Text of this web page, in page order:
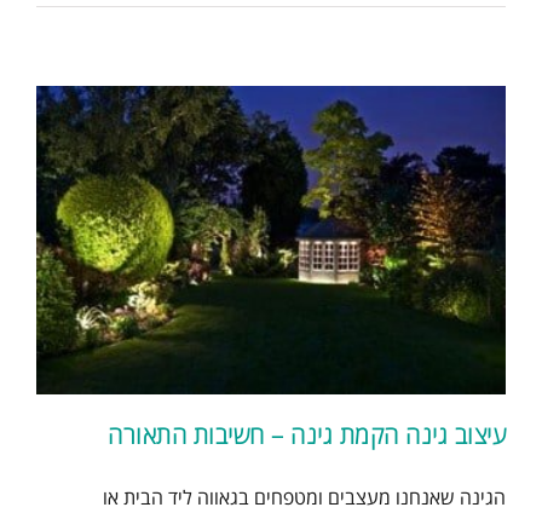
עיצוב גינה הקמת גינה – חשיבות התאורה
הגינה שאנחנו מעצבים ומטפחים בגאווה ליד הבית או